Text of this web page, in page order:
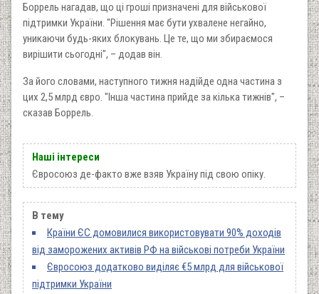
Боррель нагадав, що ці гроші призначені для військової
підтримки України. "Рішення має бути ухвалене негайно,
уникаючи будь-яких блокувань. Це те, що ми збираємося
вирішити сьогодні", – додав він.
За його словами, наступного тижня надійде одна частина з
цих 2,5 млрд євро. "Інша частина прийде за кілька тижнів", –
сказав Боррель.
Наші інтереси
Євросоюз де-факто вже взяв Україну під свою опіку.
В тему
Країни ЄС домовилися використовувати 90% доходів
від заморожених активів РФ на військові потреби України
Євросоюз додатково виділяє €5 млрд для військової
підтримки України